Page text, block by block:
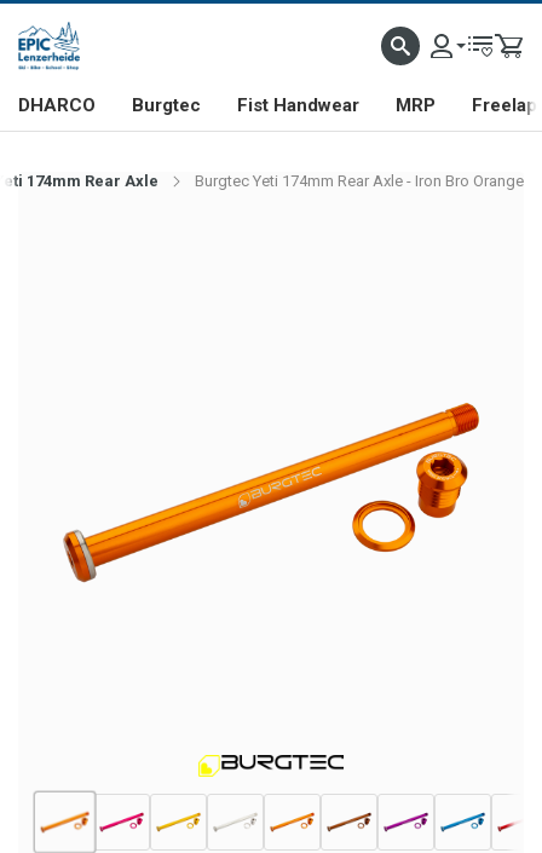
DHARCO Burgtec Fist Handwear MRP Freelap
174mm Rear Axle Burgtec Yeti 174mm Rear Axle - Iron Bro Orange